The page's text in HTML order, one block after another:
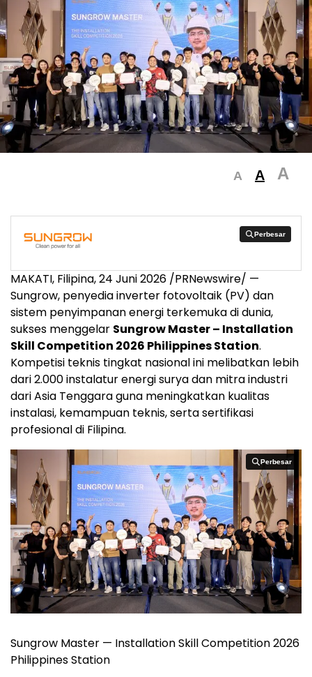
A A A
Perbesar
Perbesar
MAKATI, Filipina,24 Juni 2026 /PRNewswire/ —
Sungrow, penyedia inverter fotovoltaik (PV) dan
sistem penyimpanan energi terkemuka di dunia,
sukses menggelar Sungrow Master – Installation
Skill Competition 2026 Philippines Station.
Kompetisi teknis tingkat nasional ini melibatkan lebih
dari 2.000 instalatur energi surya dan mitra industri
dari Asia Tenggara guna meningkatkan kualitas
instalasi, kemampuan teknis, serta sertifikasi
profesional di Filipina.
Perbesar
Perbesar
Sungrow Master — Installation Skill Competition 2026
Philippines Station